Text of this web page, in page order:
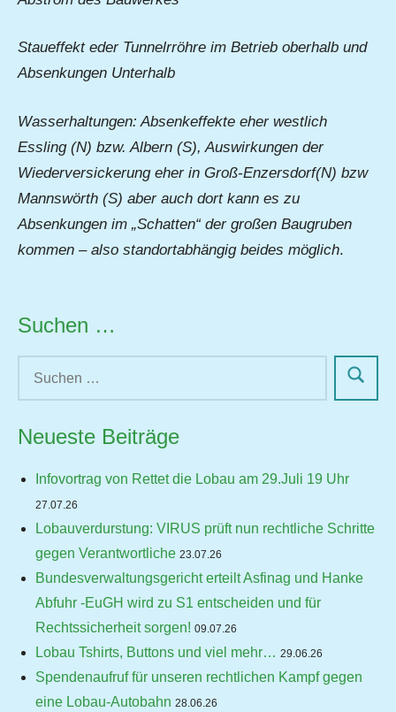
Staueffekt eder Tunnelrröhre im Betrieb oberhalb und
Absenkungen Unterhalb
Wasserhaltungen: Absenkeffekte eher westlich
Essling (N) bzw. Albern (S), Auswirkungen der
Wiederversickerung eher in Groß-Enzersdorf(N) bzw
Mannswörth (S) aber auch dort kann es zu
Absenkungen im „Schatten“ der großen Baugruben
kommen – also standortabhängig beides möglich.
Suchen …
Neueste Beiträge
Infovortrag von Rettet die Lobau am 29.Juli 19 Uhr
27.07.26
Lobauverdurstung: VIRUS prüft nun rechtliche Schritte
gegen Verantwortliche 23.07.26
Bundesverwaltungsgericht erteilt Asfinag und Hanke
Abfuhr -EuGH wird zu S1 entscheiden und für
Rechtssicherheit sorgen! 09.07.26
Lobau Tshirts, Buttons und viel mehr… 29.06.26
Spendenaufruf für unseren rechtlichen Kampf gegen
eine Lobau-Autobahn 28.06.26